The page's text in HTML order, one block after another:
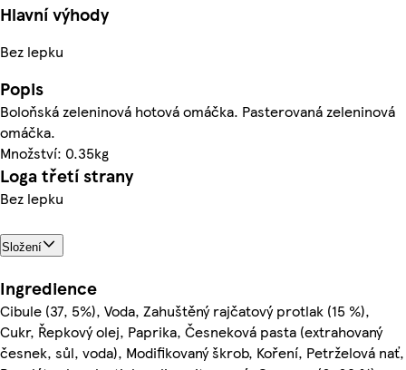
Hlavní výhody
Bez lepku
Popis
Boloňská zeleninová hotová omáčka. Pasterovaná zeleninová
omáčka.
Množství: 0.35kg
Loga třetí strany
Bez lepku
Složení
Ingredience
Cibule (37, 5%), Voda, Zahuštěný rajčatový protlak (15 %),
Cukr, Řepkový olej, Paprika, Česneková pasta (extrahovaný
česnek, sůl, voda), Modifikovaný škrob, Koření, Petrželová nať,